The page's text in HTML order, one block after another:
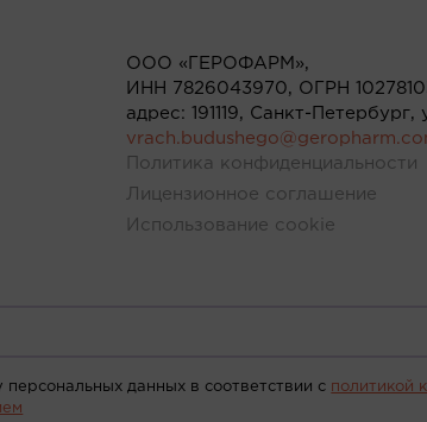
ООО «ГЕРОФАРМ»,
ИНН 7826043970, ОГРН
адрес: 191119, Санкт-
Политика конфиденциальности
Лицензионное соглашение
Использование cookie
данных в соответствии c политикой